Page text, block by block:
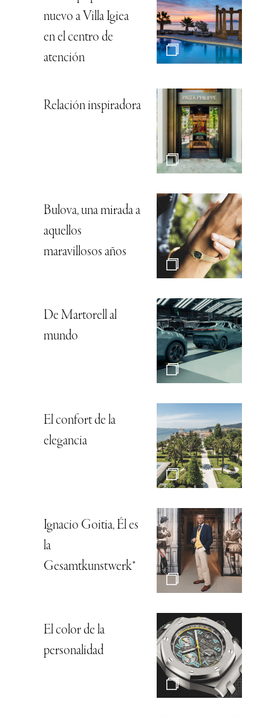
nuevo a Villa Igiea
en el centro de
atención
Relación inspiradora
Bulova, una mirada a
aquellos
maravillosos años
De Martorell al
mundo
El confort de la
elegancia
Ignacio Goitia, Él es
la
Gesamtkunstwerk*
El color de la
personalidad